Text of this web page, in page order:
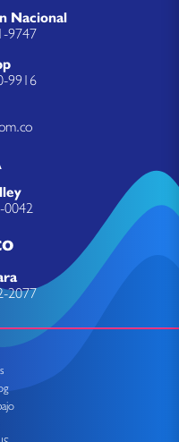
Nacional
9747
9916
0042
2077